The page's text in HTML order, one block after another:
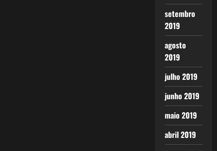
setembro
2019
agosto
2019
julho 2019
junho 2019
maio 2019
abril 2019